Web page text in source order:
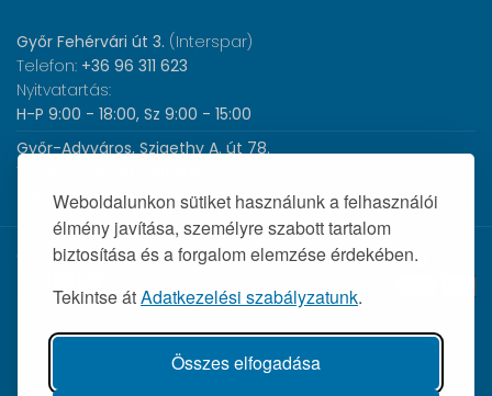
Weboldalunkon sütiket használunk a felhasználói
élmény javítása, személyre szabott tartalom
biztosítása és a forgalom elemzése érdekében.
Tekintse átAdatkezelési szabályzatunk.
Összes elfogadása
Győr Fehérvári út 3. (Interspar)
Telefon: +36 96 311 623
Nyitvatartás:
H-P 9:00 - 18:00, Sz 9:00 - 15:00
Győr-Adyváros, Szigethy A. út 78.
Telefon:
Nyitvatartás:H-P 8:00 - 17:00
© 2026 Wolf Orvosi Műszer Kft. |